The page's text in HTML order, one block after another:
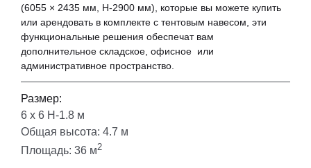
(6055 × 2435 мм, H-2900 мм), которые вы можете купить
или арендовать в комплекте с тентовым навесом, эти
функциональные решения обеспечат вам
дополнительное складское, офисное или
административное пространство.
Размер:
6 х 6 Н-1.8 м
Общая высота: 4.7 м
Площадь: 36 м2